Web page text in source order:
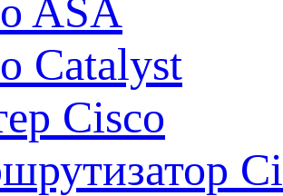
ASA
Catalyst
Cisco